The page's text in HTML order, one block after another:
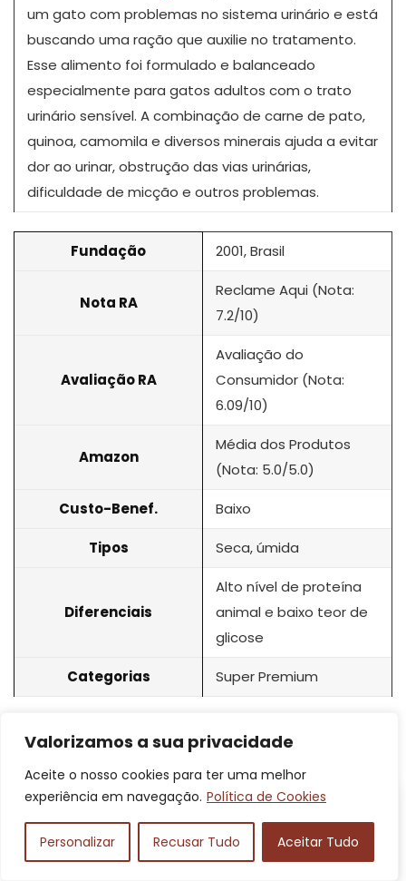
Valorizamos a sua privacidade
Aceite o nosso cookies para ter uma melhor
experiência em navegação. Política de Cookies
Personalizar Recusar Tudo Aceitar Tudo
um gato com problemas no sistema urinário e está
buscando uma ração que auxilie no tratamento.
Esse alimento foi formulado e balanceado
especialmente para gatos adultos com o trato
urinário sensível. A combinação de carne de pato,
quinoa, camomila e diversos minerais ajuda a evitar
dor ao urinar, obstrução das vias urinárias,
dificuldade de micção e outros problemas.
Fundação 2001, Brasil
Nota RA
Reclame Aqui (Nota:
7.2/10)
Avaliação RA
Avaliação do
Consumidor (Nota:
6.09/10)
Amazon
Média dos Produtos
(Nota: 5.0/5.0)
Custo-Benef. Baixo
Tipos Seca, úmida
Diferenciais
Alto nível de proteína
animal e baixo teor de
glicose
Categorias Super Premium
8 Biofresh